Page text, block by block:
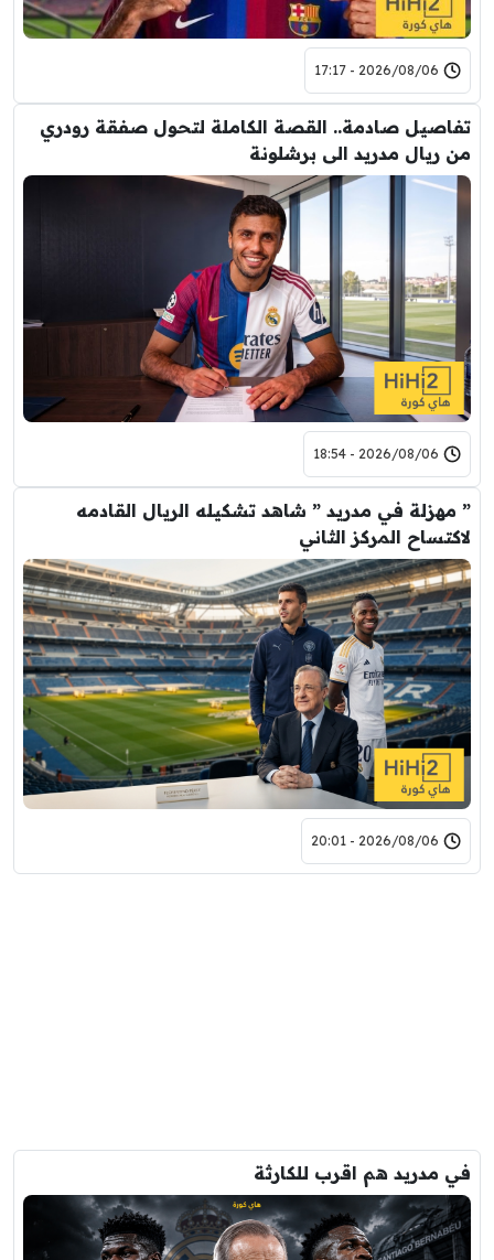
2026/08/06 - 17:17
تفاصيل صادمة.. القصة الكاملة لتحول صفقة رودري
من ريال مدريد الى برشلونة
2026/08/06 - 18:54
” مهزلة في مدريد ” شاهد تشكيله الريال القادمه
لاكتساح المركز الثاني
2026/08/06 - 20:01
في مدريد هم اقرب للكارثة